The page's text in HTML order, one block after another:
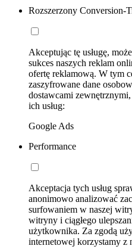
Rozszerzony Conversion-
Akceptując tę usługę,
sukces naszych reklam
ofertę reklamową. W tym
zaszyfrowane dane
dostawcami
ich usług:
Google Ads
Performance
Akceptacja tych usług
anonimowo analizować
surfowaniem w naszej
witryny i ciągłego
użytkownika. Za zgodą
internetowej korzystamy z